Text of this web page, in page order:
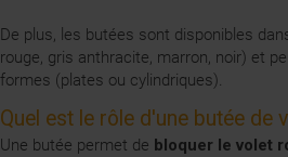
De plus, les butées sont disponibles
rouge, gris anthracite, marron, noir) et
formes (plates ou cylindriques).
Quel est le rôle d'une butée de
Une butée permet de bloquer le volet